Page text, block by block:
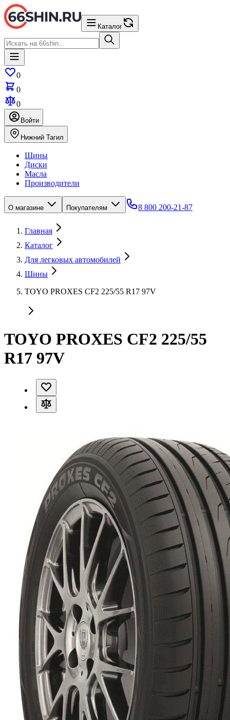
Каталог
0
0
0
Войти
Нижний Тагил
Шины
Диски
Масла
Производители
О магазине Покупателям 8 800 200-21-87
Главная
Каталог
Для легковых автомобилей
Шины
TOYO PROXES CF2 225/55 R17 97V
TOYO PROXES CF2 225/55
R17 97V